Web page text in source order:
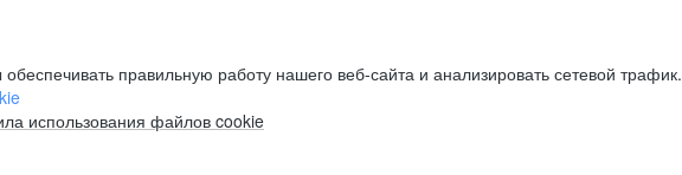
правильную работу нашего веб-сайта и анализировать сетевой трафик.
использования файлов cookie